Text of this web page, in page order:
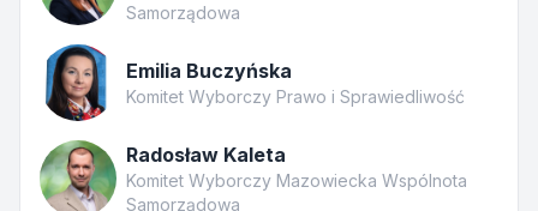
Samorządowa
Emilia Buczyńska
Komitet Wyborczy Prawo i Sprawiedliwość
Radosław Kaleta
Komitet Wyborczy Mazowiecka Wspólnota
Samorządowa